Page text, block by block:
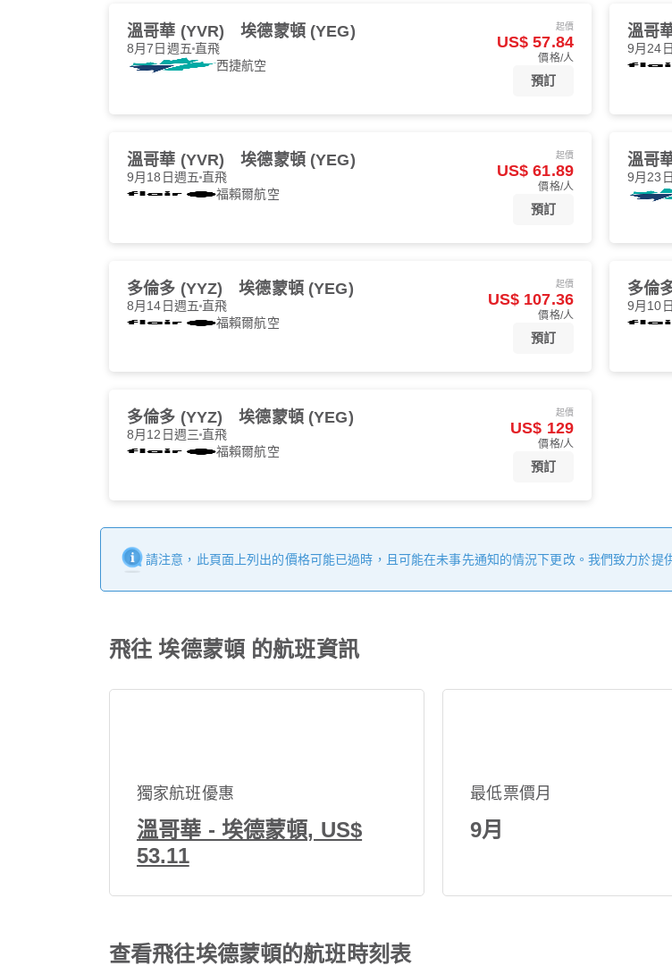
溫哥華 (YVR) 埃德蒙頓 (YEG)
8月7日週五 直飛
西捷航空
起價
US$ 57.84
價格/人
預訂
溫哥
9月24
溫哥華 (YVR) 埃德蒙頓 (YEG)
9月18日週五 直飛
福賴爾航空
起價
US$ 61.89
價格/人
預訂
溫哥
9月23
多倫多 (YYZ) 埃德蒙頓 (YEG)
8月14日週五 直飛
福賴爾航空
起價
US$ 107.36
價格/人
預訂
多倫
9月10
多倫多 (YYZ) 埃德蒙頓 (YEG)
8月12日週三 直飛
福賴爾航空
起價
US$ 129
價格/人
預訂
請注意，此頁面上列出的價格可能已過時，且可能在未事先通知的情況下更改。我們致力於提
飛往 埃德蒙頓 的航班資訊
獨家航班優惠
溫哥華 - 埃德蒙頓, US$
53.11
最低票價月
9月
查看飛往埃德蒙頓的航班時刻表